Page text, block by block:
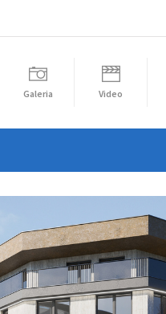
Galeria Video